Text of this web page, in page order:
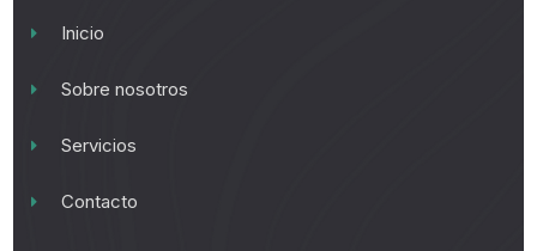
Inicio
Sobre nosotros
Servicios
Contacto